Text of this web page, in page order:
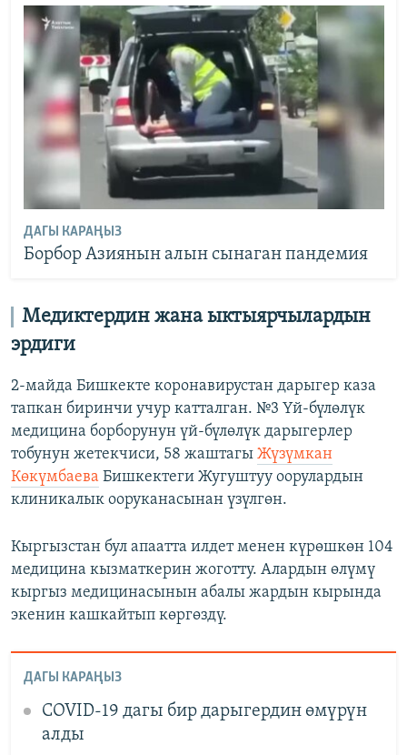
ДАГЫ КАРАҢЫЗ
Борбор Азиянын алын сынаган пандемия
Медиктердин жана ыктыярчылардын
эрдиги
2-майда Бишкекте коронавирустан дарыгер каза
тапкан биринчи учур катталган. №3 Үй-бүлөлүк
медицина борборунун үй-бүлөлүк дарыгерлер
тобунун жетекчиси, 58 жаштагы Жүзүмкан
Көкүмбаева Бишкектеги Жугуштуу оорулардын
клиникалык ооруканасынан үзүлгөн.
Кыргызстан бул апаатта илдет менен күрөшкөн 104
медицина кызматкерин жоготту. Алардын өлүмү
кыргыз медицинасынын абалы жардын кырында
экенин кашкайтып көргөздү.
ДАГЫ КАРАҢЫЗ
COVID-19 дагы бир дарыгердин өмүрүн
алды